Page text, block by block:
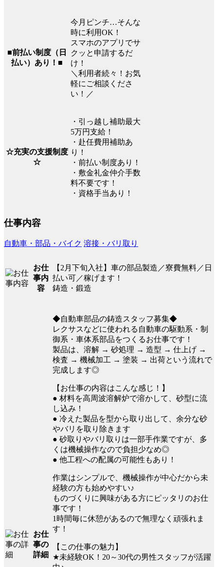
■前払い制度（日
払い）あり！■
今月ピンチ…そんな
時に利用OK！
スマホのアプリでサ
クッと申請するだ
け！
＼利用者続々！お気
軽にご相談くださ
い！／
☆充実の支援制度
☆
・引っ越し補助最大
5万円支給！
・赴任費用補助あ
り！
・前払い制度あり！
・敷金礼金仲介手数
料不要です！
・資格手当あり！
仕事内容
自動車・部品・バイク 溶接・バリ取り
お仕
事内
容
【2月下旬入社】車の部品製造／寮費無料／日
払い可／稼げます！
鋳造・鍛造
お仕
事の
詳細
◆自動車部品の鋳造スタッフ募集◆
レクサスなどに使われる自動車の駆動系・制
御系・車体系部品をつくるお仕事です！
製品は、溶解 → 砂処理 → 造型 → 仕上げ →
検査 → 機械加工 → 塗装 → 出荷という流れで
完成します◎
【お仕事の内容はこんな感じ！】
● 材料を高周波溶解炉で溶かして、砂型に流
し込み！
● 冷えた製品を型から取り出して、余分な砂
やバリを取り除きます
● 砂取りやバリ取りは一部手作業ですが、多
くは機械操作なので負担少なめ◎
● 他工程への配属の可能性もあり！
作業はシンプルで、機械操作が中心だから未
経験の方も始めやすい♪
ものづくりに興味がある方にピッタリのお仕
事です！
1時間毎に休憩があるので無理なく頑張れま
す！
【この仕事の魅力】
★未経験OK！20～30代の男性スタッフが活躍